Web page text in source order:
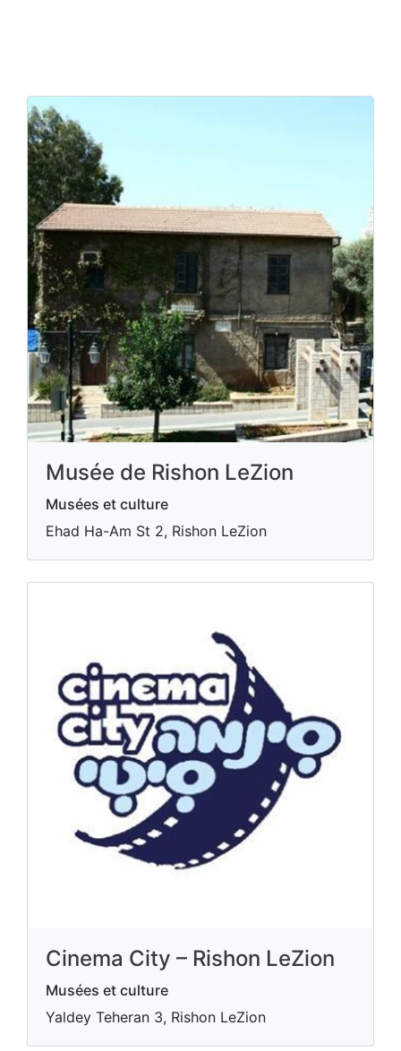
Musée de Rishon LeZion
Musées et culture
Ehad Ha-Am St 2, Rishon LeZion
Cinema City – Rishon LeZion
Musées et culture
Yaldey Teheran 3, Rishon LeZion